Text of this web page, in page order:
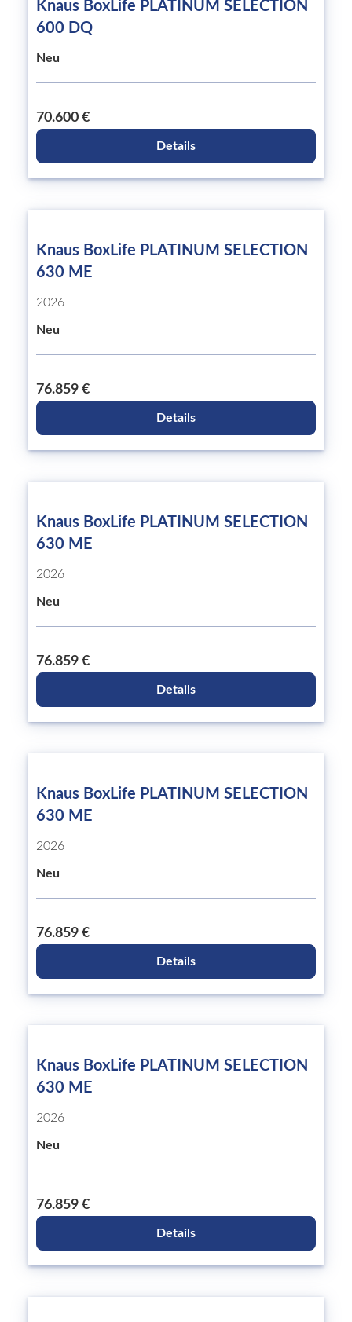
Knaus BoxLife PLATINUM SELECTION
600 DQ
Neu
70.600 €
Details
Knaus BoxLife PLATINUM SELECTION
630 ME
2026
Neu
76.859 €
Details
Knaus BoxLife PLATINUM SELECTION
630 ME
2026
Neu
76.859 €
Details
Knaus BoxLife PLATINUM SELECTION
630 ME
2026
Neu
76.859 €
Details
Knaus BoxLife PLATINUM SELECTION
630 ME
2026
Neu
76.859 €
Details